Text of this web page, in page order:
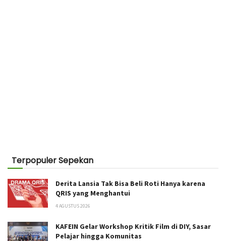
Terpopuler Sepekan
Derita Lansia Tak Bisa Beli Roti Hanya karena
QRIS yang Menghantui
4 AGUSTUS 2026
KAFEIN Gelar Workshop Kritik Film di DIY, Sasar
Pelajar hingga Komunitas